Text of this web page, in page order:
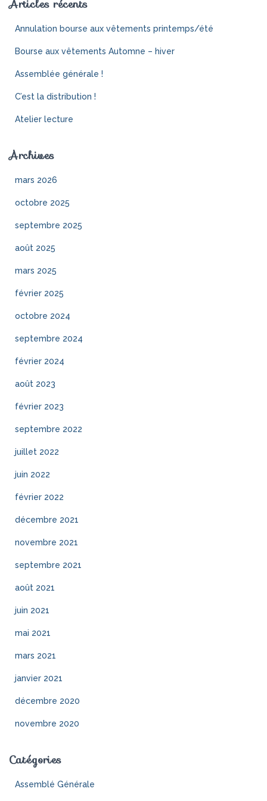
Articles récents
Annulation bourse aux vêtements printemps/été
Bourse aux vêtements Automne – hiver
Assemblée générale !
C’est la distribution !
Atelier lecture
Archives
mars 2026
octobre 2025
septembre 2025
août 2025
mars 2025
février 2025
octobre 2024
septembre 2024
février 2024
août 2023
février 2023
septembre 2022
juillet 2022
juin 2022
février 2022
décembre 2021
novembre 2021
septembre 2021
août 2021
juin 2021
mai 2021
mars 2021
janvier 2021
décembre 2020
novembre 2020
Catégories
Assemblé Générale